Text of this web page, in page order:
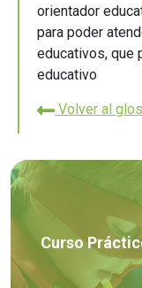
orientador
para poder
educativos, que
educativo
Volver al
Curso